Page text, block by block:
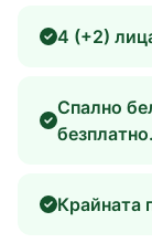
4 (+2)
Спално
безплатно.
Крайната